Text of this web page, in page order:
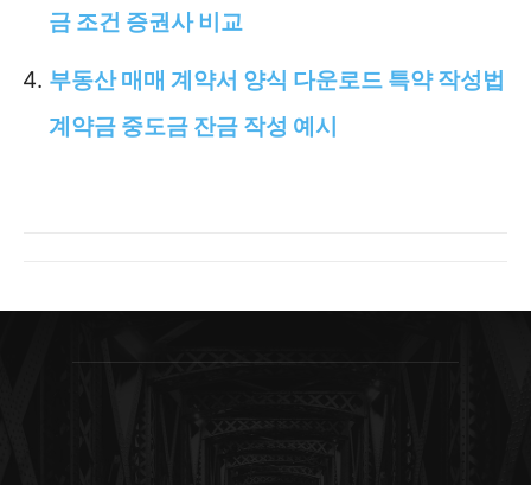
금 조건 증권사 비교
부동산 매매 계약서 양식 다운로드 특약 작성법
계약금 중도금 잔금 작성 예시